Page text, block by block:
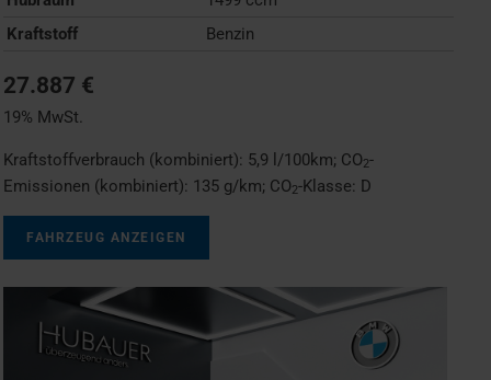
Kraftstoff
Benzin
27.887 €
19% MwSt.
Kraftstoffverbrauch (kombiniert): 5,9 l/100km; CO2-
Emissionen (kombiniert): 135 g/km; CO2-Klasse: D
FAHRZEUG ANZEIGEN